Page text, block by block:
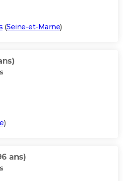
(Seine-et-Marne)
)
ans)